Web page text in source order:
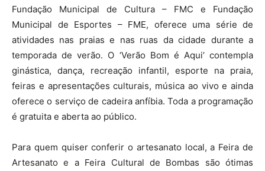
Fundação Municipal de Cultura – FMC e Fundação
Municipal de Esportes – FME, oferece uma série de
atividades nas praias e nas ruas da cidade durante a
temporada de verão. O ‘Verão Bom é Aqui’ contempla
ginástica, dança, recreação infantil, esporte na praia,
feiras e apresentações culturais, música ao vivo e ainda
oferece o serviço de cadeira anfíbia. Toda a programação
é gratuita e aberta ao público.
Para quem quiser conferir o artesanato local, a Feira de
Artesanato e a Feira Cultural de Bombas são ótimas